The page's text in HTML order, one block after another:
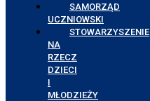
SAMORZĄD
UCZNIOWSKI
STOWARZYSZENIE
NA
RZECZ
DZIECI
I
MŁODZIEŻY